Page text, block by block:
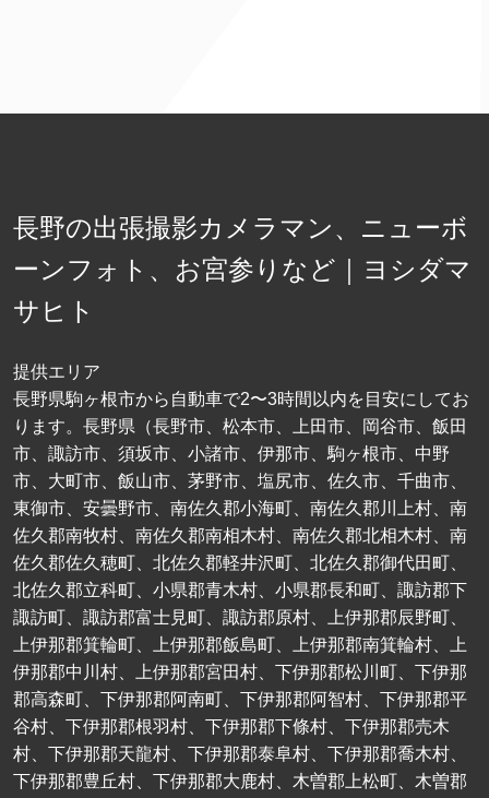
長野の出張撮影カメラマン、ニューボ
ーンフォト、お宮参りなど｜ヨシダマ
サヒト
提供エリア
長野県駒ヶ根市から自動車で2〜3時間以内を目安にしてお
ります。長野県（長野市、松本市、上田市、岡谷市、飯田
市、諏訪市、須坂市、小諸市、伊那市、駒ヶ根市、中野
市、大町市、飯山市、茅野市、塩尻市、佐久市、千曲市、
東御市、安曇野市、南佐久郡小海町、南佐久郡川上村、南
佐久郡南牧村、南佐久郡南相木村、南佐久郡北相木村、南
佐久郡佐久穂町、北佐久郡軽井沢町、北佐久郡御代田町、
北佐久郡立科町、小県郡青木村、小県郡長和町、諏訪郡下
諏訪町、諏訪郡富士見町、諏訪郡原村、上伊那郡辰野町、
上伊那郡箕輪町、上伊那郡飯島町、上伊那郡南箕輪村、上
伊那郡中川村、上伊那郡宮田村、下伊那郡松川町、下伊那
郡高森町、下伊那郡阿南町、下伊那郡阿智村、下伊那郡平
谷村、下伊那郡根羽村、下伊那郡下條村、下伊那郡売木
村、下伊那郡天龍村、下伊那郡泰阜村、下伊那郡喬木村、
下伊那郡豊丘村、下伊那郡大鹿村、木曽郡上松町、木曽郡